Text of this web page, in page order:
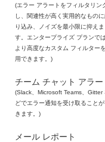
(エラー アラートをフィルタリン
し、関連性が高く実用的なもの
り込み、ノイズを最小限に抑えま
す。エンタープライズ プランでは
より高度なカスタム フィルター
用できます。)
チーム チャット アラー
(Slack、Microsoft Teams、Gitter
どでエラー通知を受け取ること
きます。)
メール レポート